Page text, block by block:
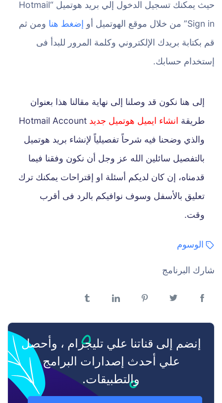
حيث يمكنك تسجيل الدخول إلي بريد هوتميل “Hotmail
Sign in” من خلال موقع الهوتميل أو
إضغط هنا ومن ثم
قم بكتابة بريدك الإلكتروني وكلمة المرور للبدأ فى
إستخدام حسابك.
إلى هنا نكون قد وصلنا إلى نهاية مقالنا هذا بعنوان
طريقة انشاء ايميل هوتميل جديد Hotmail Account
والذي وضحنا فيه شرحاً تفصيلياً لإنشاء بريد هوتميل
بالتفصيل سائلين الله عز وجل أن نكون وفقنا فيما
قدمناه، إن كان لديكم أسئلة او إقتراحات يمكنك ترك
تعليق بالأسفل وسوف نوافيكم بالرد فى أقرب
وقت.
الوسوم
شارك البرنامج
إنضم إلى قناتنا علي تليجرام ، وأحصل
علي أحدث إصدارات البرامج
والتطبيقات.